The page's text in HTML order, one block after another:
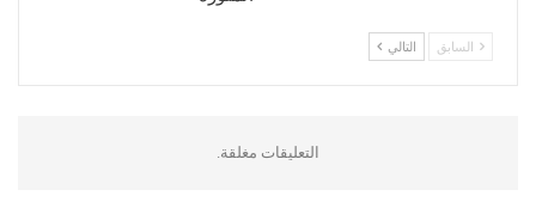
السابق التالي
التعليقات مغلقة.